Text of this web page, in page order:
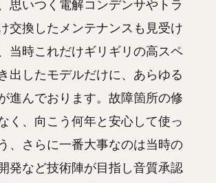
思いつく電解コンデンサやトラ
交換したメンテナンスも見受け
当時これだけギリギリの高スペ
出したモデルだけに、あらゆる
進んでおります。故障箇所の修
く、向こう何年と安心して使っ
、さらに一番大事なのは当時の
発など技術陣が目指し音質承認